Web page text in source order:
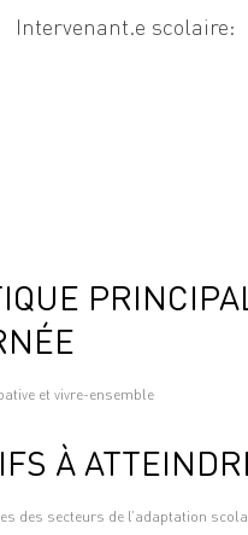
Intervenant.e scolaire:
et vivre-ensemble
À
des secteurs de l’adaptation